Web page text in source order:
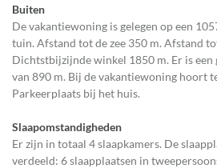
Buiten
De vakantiewoning is gelegen op een
tuin. Afstand tot de zee 350 m. Afstand
Dichtstbijzijnde winkel 1850 m. Er is een
van 890 m. Bij de vakantiewoning hoort
Parkeerplaats bij het huis.
Slaapomstandigheden
Er zijn in totaal 4 slaapkamers. De
verdeeld: 6 slaapplaatsen in